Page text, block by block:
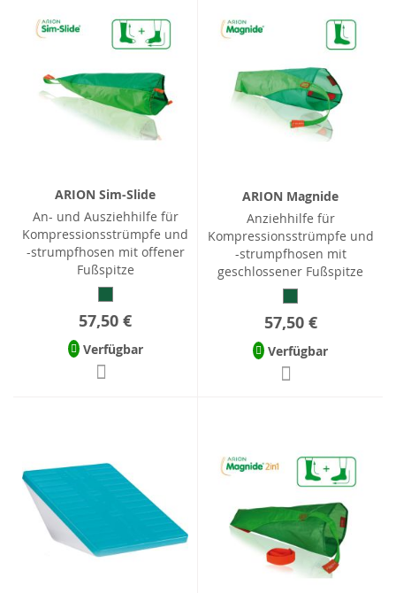
ARION Sim-Slide
An- und Ausziehhilfe für
Kompressionsstrümpfe und
-strumpfhosen mit offener
Fußspitze
57,50 €
Verfügbar
ARION Magnide
Anziehhilfe für
Kompressionsstrümpfe und
-strumpfhosen mit
geschlossener Fußspitze
57,50 €
Verfügbar